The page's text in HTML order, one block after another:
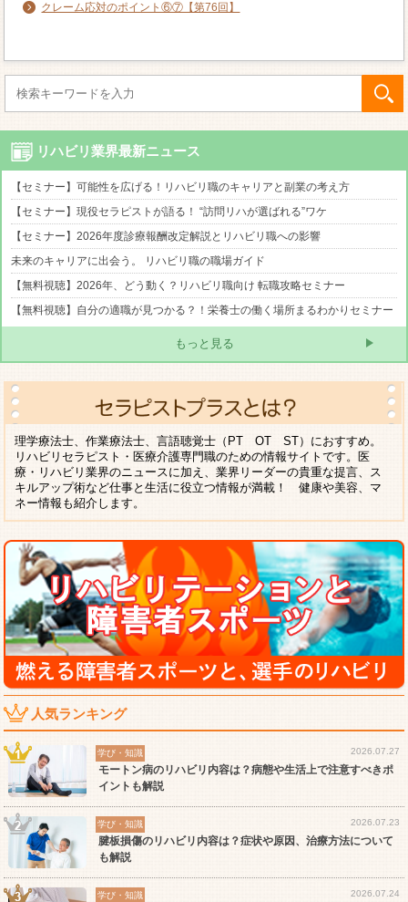
クレーム応対のポイント⑥⑦【第76回】
リハビリ業界最新ニュース
【セミナー】可能性を広げる！リハビリ職のキャリアと副業の考え方
【セミナー】現役セラピストが語る！ “訪問リハが選ばれる”ワケ
【セミナー】2026年度診療報酬改定解説とリハビリ職への影響
未来のキャリアに出会う。 リハビリ職の職場ガイド
【無料視聴】2026年、どう動く？リハビリ職向け 転職攻略セミナー
【無料視聴】自分の適職が見つかる？！栄養士の働く場所まるわかりセミナー
もっと見る
理学療法士、作業療法士、言語聴覚士（PT OT ST）におすすめ。
リハビリセラピスト・医療介護専門職のための情報サイトです。医
療・リハビリ業界のニュースに加え、業界リーダーの貴重な提言、ス
キルアップ術など仕事と生活に役立つ情報が満載！ 健康や美容、マ
ネー情報も紹介します。
人気ランキング
学び・知識 2026.07.27
モートン病のリハビリ内容は？病態や生活上で注意すべきポ
イントも解説
学び・知識 2026.07.23
腱板損傷のリハビリ内容は？症状や原因、治療方法について
も解説
学び・知識 2026.07.24